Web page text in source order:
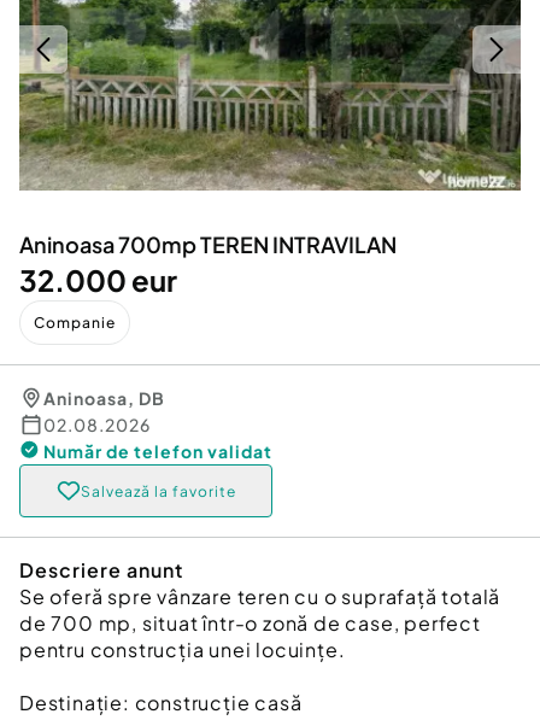
Servicii
Animale de companie
Afaceri și echipamente profesionale
Inchiriere Bunuri si Vehicule
Utilaje agricole si industriale
Piese auto si accesorii
Dacia Duster
Aninoasa 700mp TEREN INTRAVILAN
32.000 eur
Companie
Aninoasa, DB
02.08.2026
Număr de telefon validat
Salvează la favorite
Descriere anunt
Se oferă spre vânzare teren cu o suprafață totală
de 700 mp, situat într-o zonă de case, perfect
pentru construcția unei locuințe.
Destinație: construcție casă